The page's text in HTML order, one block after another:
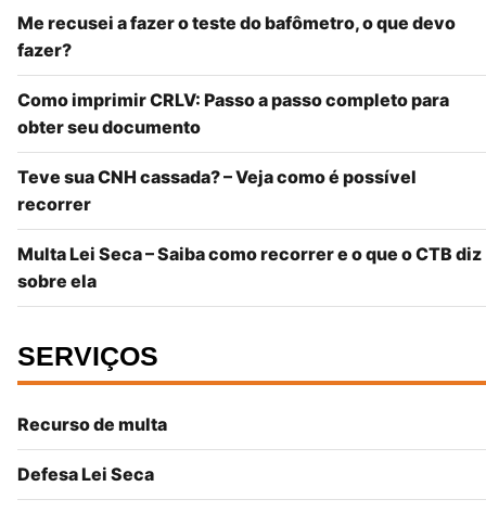
Me recusei a fazer o teste do bafômetro, o que devo
fazer?
Como imprimir CRLV: Passo a passo completo para
obter seu documento
Teve sua CNH cassada? – Veja como é possível
recorrer
Multa Lei Seca – Saiba como recorrer e o que o CTB diz
sobre ela
SERVIÇOS
Recurso de multa
Defesa Lei Seca